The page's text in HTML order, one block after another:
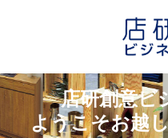
店研創意ビ
ようこそお越